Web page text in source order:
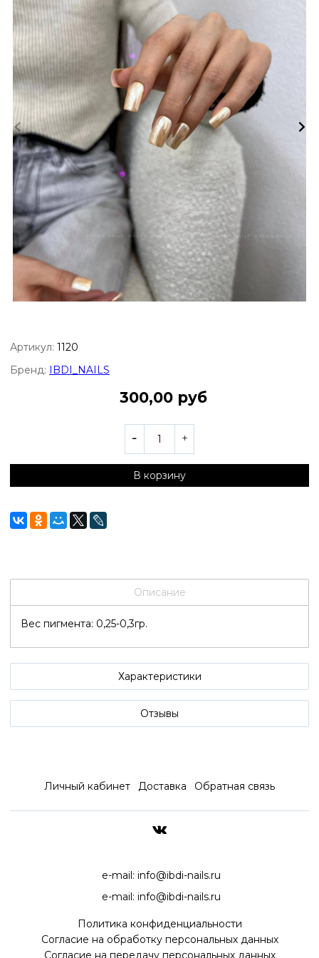
Артикул: 1120
Бренд:
IBDI_NAILS
300,00 руб
В корзину
Описание
Вес пигмента: 0,25-0,3гр.
Характеристики
Отзывы
Личный кабинет Доставка Обратная связь
e-mail: info@ibdi-nails.ru
e-mail: info@ibdi-nails.ru
Политика конфиденциальности
Согласие на обработку персональных данных
Согласие на передачу персональных данных